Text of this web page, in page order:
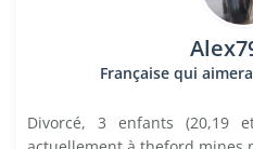
Française qui
Divorcé, 3 enfants (20,19